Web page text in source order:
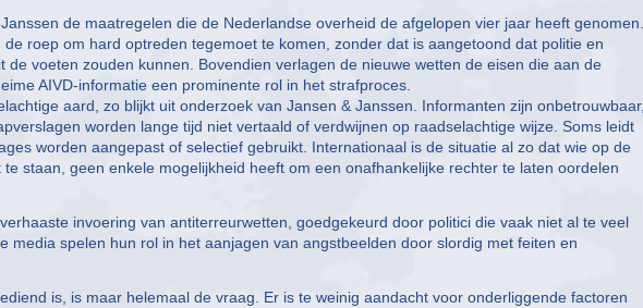
de maatregelen die de Nederlandse overheid de afgelopen vier jaar heeft genomen.
roep om hard optreden tegemoet te komen, zonder dat is aangetoond dat politie en
de voeten zouden kunnen. Bovendien verlagen de nieuwe wetten de eisen die aan de
AIVD-informatie een prominente rol in het strafproces.
aard, zo blijkt uit onderzoek van Jansen & Janssen. Informanten zijn onbetrouwbaar,
worden lange tijd niet vertaald of verdwijnen op raadselachtige wijze. Soms leidt
worden aangepast of selectief gebruikt. Internationaal is de situatie al zo dat wie op de
staan, geen enkele mogelijkheid heeft om een onafhankelijke rechter te laten oordelen
invoering van antiterreurwetten, goedgekeurd door politici die vaak niet al te veel
media spelen hun rol in het aanjagen van angstbeelden door slordig met feiten en
is, is maar helemaal de vraag. Er is te weinig aandacht voor onderliggende factoren